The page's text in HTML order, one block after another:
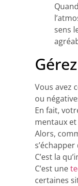
sens
Vous avez
ou
En fait,
mentaux
Alors,
C’est la
C’est une
certaines